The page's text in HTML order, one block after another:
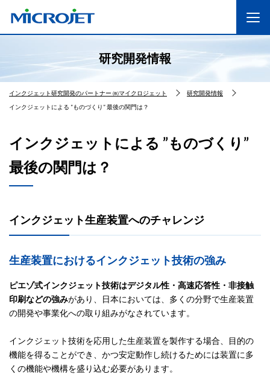
研究開発情報
インクジェット研究開発のパートナー ㈱マイクロジェット
研究開発情報
インクジェットによる ”ものづくり” 最後の関門は？
インクジェットによる ”ものづくり”
最後の関門は？
インクジェット生産装置へのチャレンジ
生産装置におけるインクジェット技術の強み
ピエゾ式インクジェット技術はデジタル性・高速応答性・非接触
印刷などの強みがあり、日本においては、多くの分野で生産装置
の開発や事業化への取り組みがなされています。
インクジェット技術を応用した生産装置を製作する場合、目的の
機能を得ることができ、かつ安定動作し続けるためには装置に多
くの機能や機構を盛り込む必要があります。